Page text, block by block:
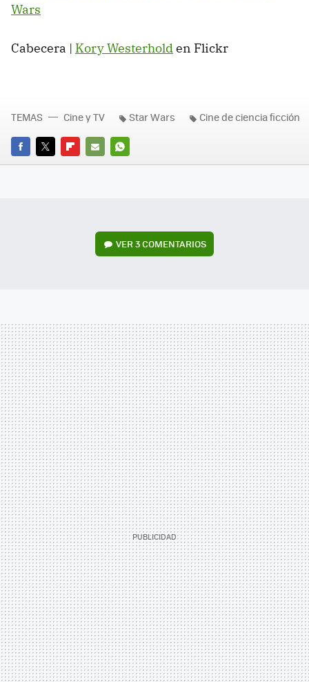
Wars
Cabecera | Kory Westerholden Flickr
FACEBOOK
TWITTERFLIPBOARD
E-
WHATSAPP
TEMAS Cine y TV Star Wars Cine de ciencia ficción
VER3 COMENTARIOS